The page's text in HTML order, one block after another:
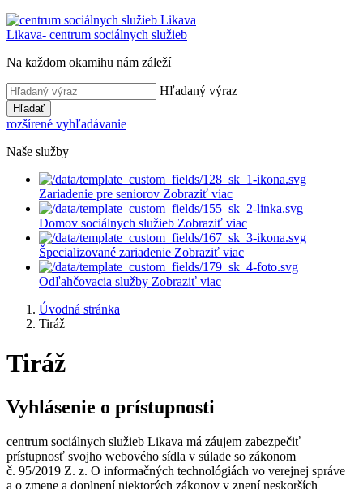
Likava- centrum sociálnych služieb
Na každom okamihu nám záleží
Hľadaný výraz
Hľadať
rozšírené vyhľadávanie
Naše služby
Zariadenie pre seniorov Zobraziť viac
Domov sociálnych služieb Zobraziť viac
Špecializované zariadenie Zobraziť viac
Odľahčovacia služby Zobraziť viac
Úvodná stránka
Tiráž
Tiráž
Vyhlásenie o prístupnosti
centrum sociálnych služieb Likava má záujem zabezpečiť
prístupnosť svojho webového sídla v súlade so zákonom
č. 95/2019 Z. z. O informačných technológiách vo verejnej správe
a o zmene a doplnení niektorých zákonov v znení neskorších